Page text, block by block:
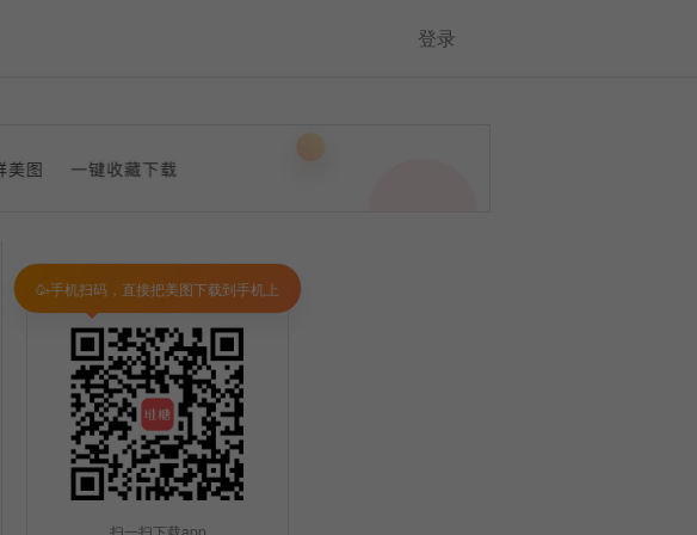
登录
扫一扫下载app
🥳手机扫码，直接把美图下载到手机上